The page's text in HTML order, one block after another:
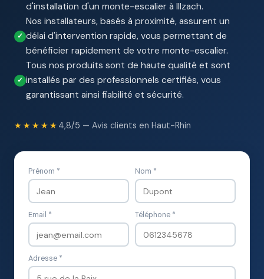
d'installation d'un monte-escalier à Illzach.
Nos installateurs, basés à proximité, assurent un
délai d'intervention rapide, vous permettant de
bénéficier rapidement de votre monte-escalier.
Tous nos produits sont de haute qualité et sont
installés par des professionnels certifiés, vous
garantissant ainsi fiabilité et sécurité.
★★★★★ 4,8/5 — Avis clients en Haut-Rhin
Prénom * Nom *
Email * Téléphone *
Adresse *